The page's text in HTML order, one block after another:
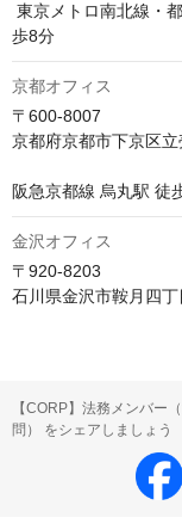
歩8分
京都オフィス
〒600-8007
京都府京都市下京区
阪急京都線 烏丸駅 徒
金沢オフィス
〒920-8203
石川県金沢市鞍月四
【CORP】法務メンバー
問） をシェアしましょう